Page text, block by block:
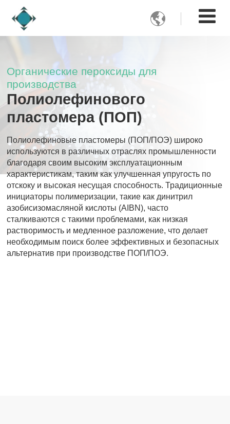

Органические пероксиды для
производства
Полиолефинового
пластомера (ПОП)
Полиолефиновые пластомеры (ПОП/ПОЭ) широко
используются в различных отраслях промышленности
благодаря своим высоким эксплуатационным
характеристикам, таким как улучшенная упругость по
отскоку и высокая несущая способность. Традиционные
инициаторы полимеризации, такие как динитрил
азобисизомасляной кислоты (AIBN), часто
сталкиваются с такими проблемами, как низкая
растворимость и медленное разложение, что делает
необходимым поиск более эффективных и безопасных
альтернатив при производстве ПОП/ПОЭ.